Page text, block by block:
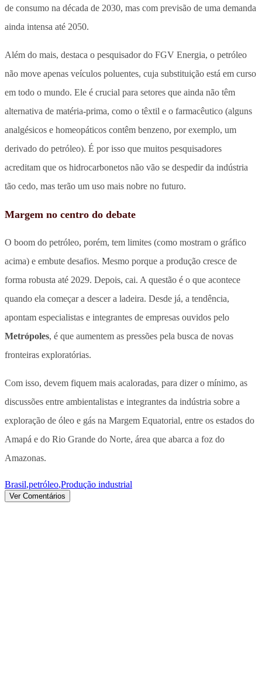
de consumo na década de 2030, mas com previsão de uma demanda
ainda intensa até 2050.
Além do mais, destaca o pesquisador do FGV Energia, o petróleo
não move apenas veículos poluentes, cuja substituição está em curso
em todo o mundo. Ele é crucial para setores que ainda não têm
alternativa de matéria-prima, como o têxtil e o farmacêutico (alguns
analgésicos e homeopáticos contêm benzeno, por exemplo, um
derivado do petróleo). É por isso que muitos pesquisadores
acreditam que os hidrocarbonetos não vão se despedir da indústria
tão cedo, mas terão um uso mais nobre no futuro.
Margem no centro do debate
O boom do petróleo, porém, tem limites (como mostram o gráfico
acima) e embute desafios. Mesmo porque a produção cresce de
forma robusta até 2029. Depois, cai. A questão é o que acontece
quando ela começar a descer a ladeira. Desde já, a tendência,
apontam especialistas e integrantes de empresas ouvidos pelo
Metrópoles, é que aumentem as pressões pela busca de novas
fronteiras exploratórias.
Com isso, devem fiquem mais acaloradas, para dizer o mínimo, as
discussões entre ambientalistas e integrantes da indústria sobre a
exploração de óleo e gás na Margem Equatorial, entre os estados do
Amapá e do Rio Grande do Norte, área que abarca a foz do
Amazonas.
Brasil,petróleo,Produção industrial
Ver Comentários